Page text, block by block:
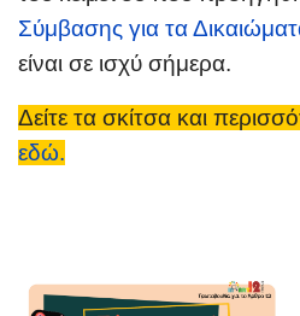
Σύμβασης για τα
είναι σε ισχύ σήμερα.
Δείτε τα σκίτσα και
εδώ.